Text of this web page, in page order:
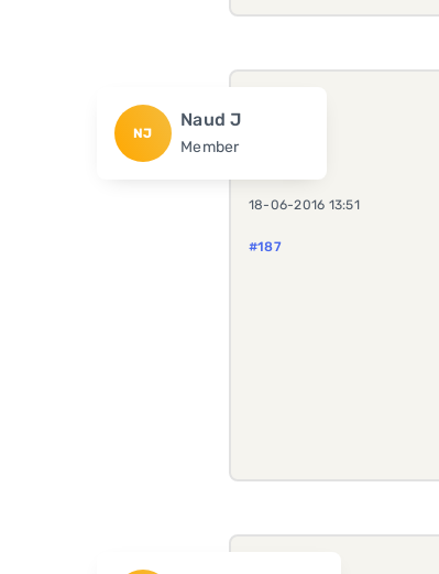
NJ
Naud J
Member
18-06-2016 13:51
#187